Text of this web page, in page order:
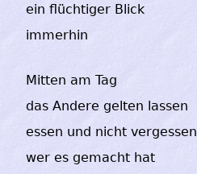
ein flüchtiger Blick
immerhin
Mitten am Tag
das Andere gelten lassen
essen und nicht vergessen
wer es gemacht hat